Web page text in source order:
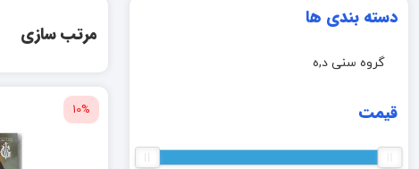
دسته بندی ها
گروه سنی د,ه
قیمت
مرتب سازی
10%